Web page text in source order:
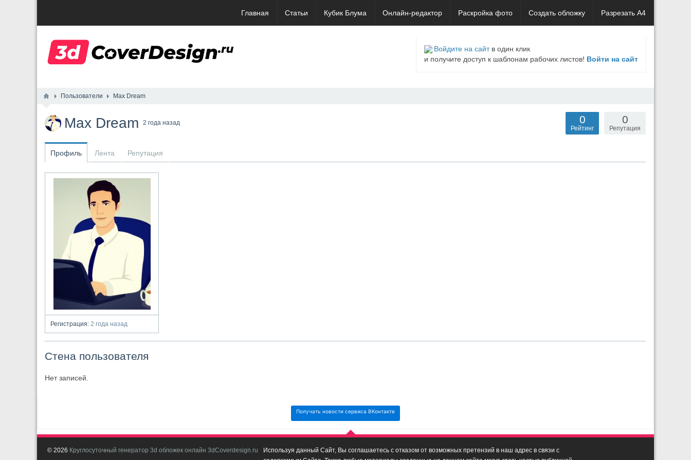
Главная Статьи Кубик Блума Онлайн-редактор Раскройка фото Создать обложку Разрезать А4
Войдите на сайтв один клик
и получите доступ к шаблонам рабочих листов! Войти на сайт
Пользователи Max Dream
Max Dream 2 года назад 0
Репутация
0
Рейтинг
Профиль Лента Репутация
Регистрация: 2 года назад
Стена пользователя
Нет записей.
Получать новости сервиса ВКонтакте
© 2026 Круглосуточный генератор 3d обложек онлайн 3dCoverdesign.ru
Используя данный Сайт, Вы соглашаетесь с отказом от возможных претензий в наш адрес в связи с